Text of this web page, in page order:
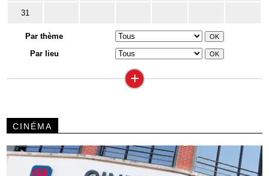
31
Par thème
Par lieu
+
CINÉMA